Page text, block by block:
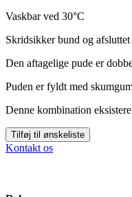
Vaskbar ved 30°C
Skridsikker bund og
Den aftagelige pude er
Puden er fyldt med
Denne kombination
Tilføj til ønskeliste
Kontakt os